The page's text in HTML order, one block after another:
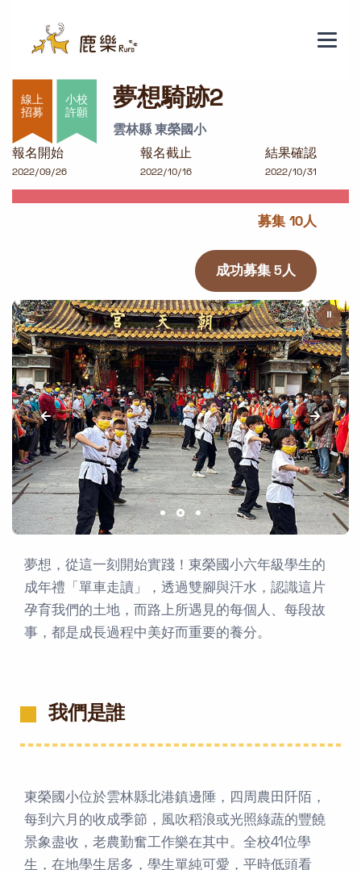
夢想騎跡2
小校
許願
夢想騎跡2
雲林縣 東榮國小
報名開始
2022/09/26
報名截止
2022/10/16
結果確認
2022/10/31
募集 10人
成功募集 5人
⏸
夢想，從這一刻開始實踐！東榮國小六年級學生的
成年禮「單車走讀」，透過雙腳與汗水，認識這片
孕育我們的土地，而路上所遇見的每個人、每段故
事，都是成長過程中美好而重要的養分。
我們是誰
東榮國小位於雲林縣北港鎮邊陲，四周農田阡陌，
每到六月的收成季節，風吹稻浪或光照綠蔬的豐饒
景象盡收，老農勤奮工作樂在其中。全校41位學
生，在地學生居多，學生單純可愛，平時低頭看